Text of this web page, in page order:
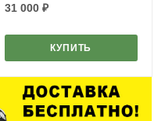
31 000₽
КУПИТЬ